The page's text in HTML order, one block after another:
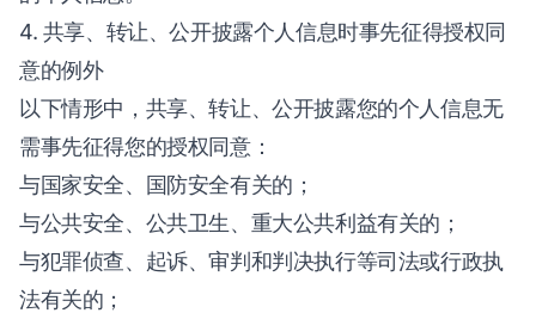
4. 共享、转让、公开披露个人信息时事先征得授权同
意的例外
以下情形中，共享、转让、公开披露您的个人信息无
需事先征得您的授权同意：
与国家安全、国防安全有关的；
与公共安全、公共卫生、重大公共利益有关的；
与犯罪侦查、起诉、审判和判决执行等司法或行政执
法有关的；